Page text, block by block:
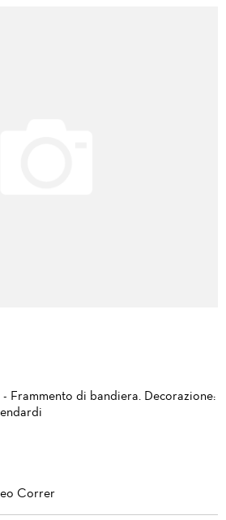
Frammento di bandiera. Decorazione:
Correr